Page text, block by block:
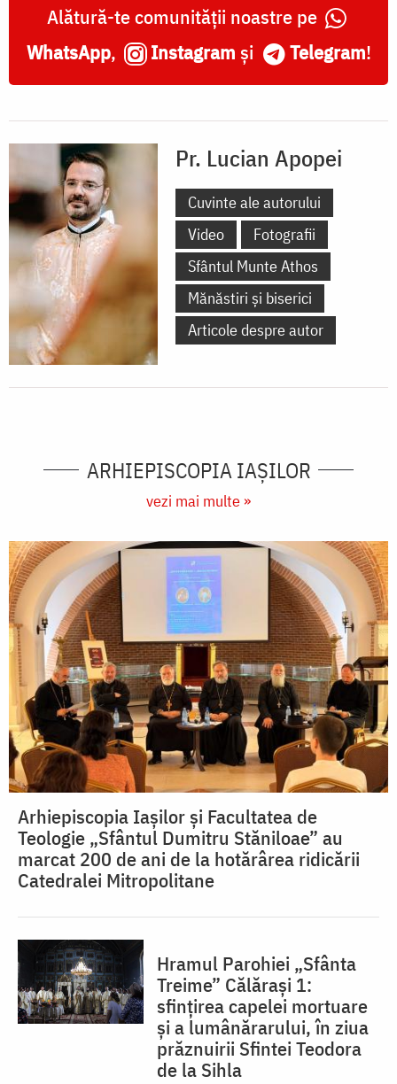
Alătură-te comunității noastre pe
WhatsApp, Instagram și Telegram!
Pr. Lucian Apopei
Cuvinte ale autorului
Video
Fotografii
Sfântul Munte Athos
Mănăstiri și biserici
Articole despre autor
ARHIEPISCOPIA IAŞILOR
vezi mai multe »
Arhiepiscopia Iașilor și Facultatea de
Teologie „Sfântul Dumitru Stăniloae” au
marcat 200 de ani de la hotărârea ridicării
Catedralei Mitropolitane
Hramul Parohiei „Sfânta
Treime” Călărași 1:
sfințirea capelei mortuare
și a lumânărarului, în ziua
prăznuirii Sfintei Teodora
de la Sihla